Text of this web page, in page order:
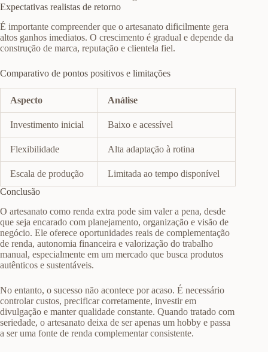
Expectativas realistas de retorno
É importante compreender que o artesanato dificilmente gera
altos ganhos imediatos. O crescimento é gradual e depende da
construção de marca, reputação e clientela fiel.
Comparativo de pontos positivos e limitações
Aspecto Análise
Investimento inicial Baixo e acessível
Flexibilidade Alta adaptação à rotina
Escala de produção
Limitada ao tempo disponível
Conclusão
O artesanato como renda extra pode sim valer a pena, desde
que seja encarado com planejamento, organização e visão de
negócio. Ele oferece oportunidades reais de complementação
de renda, autonomia financeira e valorização do trabalho
manual, especialmente em um mercado que busca produtos
autênticos e sustentáveis.
No entanto, o sucesso não acontece por acaso. É necessário
controlar custos, precificar corretamente, investir em
divulgação e manter qualidade constante. Quando tratado com
seriedade, o artesanato deixa de ser apenas um hobby e passa
a ser uma fonte de renda complementar consistente.